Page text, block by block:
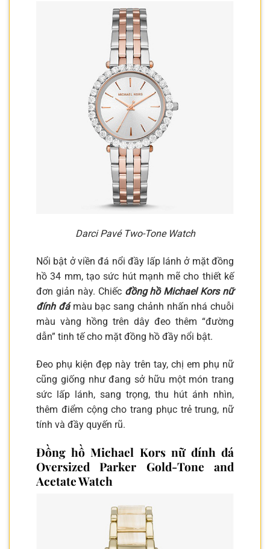
Darci Pavé Two-Tone Watch
Nổi bật ở viền đá nổi đầy lấp lánh ở mặt đồng
hồ 34 mm, tạo sức hút mạnh mẽ cho thiết kế
đơn giản này. Chiếc đồng hồ Michael Kors nữ
đính đámàu bạc sang chảnh nhấn nhá chuỗi
màu vàng hồng trên dây đeo thêm “đường
dẫn” tinh tế cho mặt đồng hồ đầy nổi bật.
Đeo phụ kiện đẹp này trên tay, chị em phụ nữ
cũng giống như đang sở hữu một món trang
sức lấp lánh, sang trọng, thu hút ánh nhìn,
thêm điểm cộng cho trang phục trẻ trung, nữ
tính và đầy quyến rũ.
Đồng hồ Michael Kors nữ đính đá
Oversized Parker Gold-Tone and
Acetate Watch